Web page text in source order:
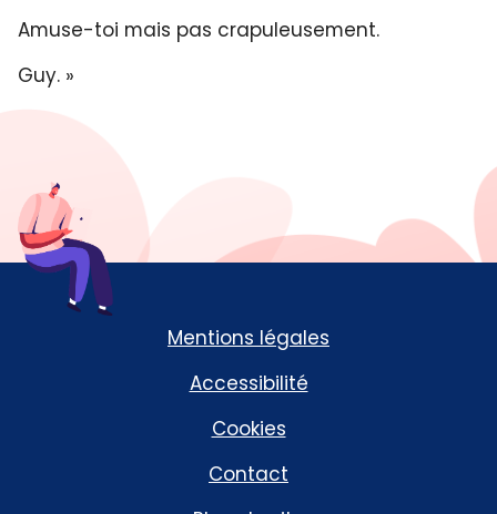
Amuse-toi mais pas crapuleusement.
Guy. »
Mentions légales
Accessibilité
Cookies
Contact